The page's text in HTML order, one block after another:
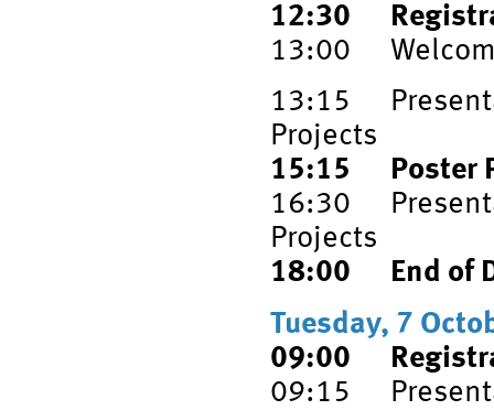
12:30
13:00
13:15
Projects
15:15 Poster
16:30
Projects
18:00 End of
Tuesday, 7
09:00
09:15